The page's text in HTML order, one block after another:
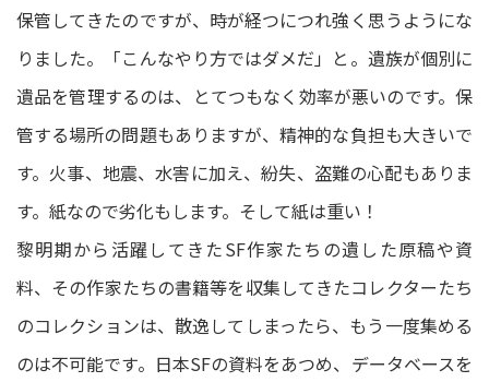
保管してきたのですが、時が経つにつれ強く思うようにな
りました。「こんなやり方ではダメだ」と。遺族が個別に
遺品を管理するのは、とてつもなく効率が悪いのです。保
管する場所の問題もありますが、精神的な負担も大きいで
す。火事、地震、水害に加え、紛失、盗難の心配もありま
す。紙なので劣化もします。そして紙は重い！
黎明期から活躍してきたSF作家たちの遺した原稿や資
料、その作家たちの書籍等を収集してきたコレクターたち
のコレクションは、散逸してしまったら、もう一度集める
のは不可能です。日本SFの資料をあつめ、データベースを